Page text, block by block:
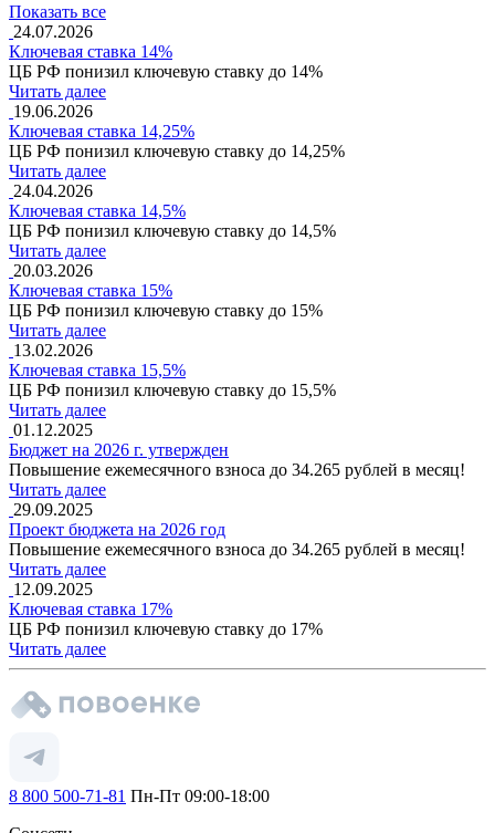
Показать все
24.07.2026
Ключевая ставка 14%
ЦБ РФ понизил ключевую ставку до 14%
Читать далее
19.06.2026
Ключевая ставка 14,25%
ЦБ РФ понизил ключевую ставку до 14,25%
Читать далее
24.04.2026
Ключевая ставка 14,5%
ЦБ РФ понизил ключевую ставку до 14,5%
Читать далее
20.03.2026
Ключевая ставка 15%
ЦБ РФ понизил ключевую ставку до 15%
Читать далее
13.02.2026
Ключевая ставка 15,5%
ЦБ РФ понизил ключевую ставку до 15,5%
Читать далее
01.12.2025
Бюджет на 2026 г. утвержден
Повышение ежемесячного взноса до 34.265 рублей в месяц!
Читать далее
29.09.2025
Проект бюджета на 2026 год
Повышение ежемесячного взноса до 34.265 рублей в месяц!
Читать далее
12.09.2025
Ключевая ставка 17%
ЦБ РФ понизил ключевую ставку до 17%
Читать далее
8 800 500-71-81 Пн-Пт 09:00-18:00